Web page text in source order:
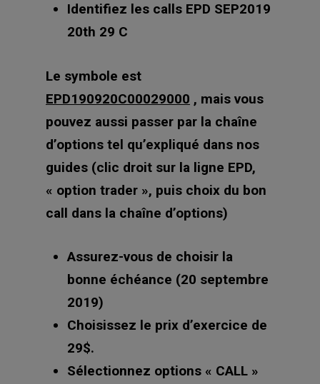
Identifiez les calls EPD SEP2019
20th 29 C
Le symbole est
EPD190920C00029000 , mais vous
pouvez aussi passer par la chaîne
d’options tel qu’expliqué dans nos
guides (clic droit sur la ligne EPD,
« option trader », puis choix du bon
call dans la chaîne d’options)
Assurez-vous de choisir la
bonne échéance (20 septembre
2019)
Choisissez le prix d’exercice de
29$.
Sélectionnez options « CALL »